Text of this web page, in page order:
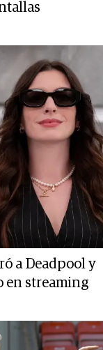
a Deadpool y
en streaming